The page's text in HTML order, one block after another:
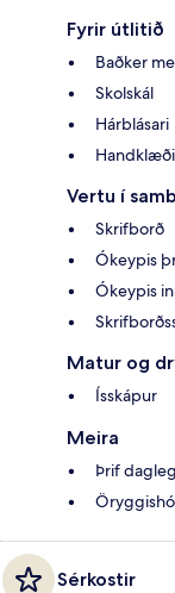
Fyrir útlitið
Baðker
Skolskál
Hárblásari
Handklæði
Vertu í
Skrifborð
Ókeypis
Ókeypis
Matur og
Ísskápur
Meira
Þrif
Sérkostir